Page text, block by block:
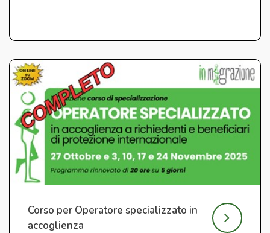
Corso per Operatore specializzato in
accoglienza